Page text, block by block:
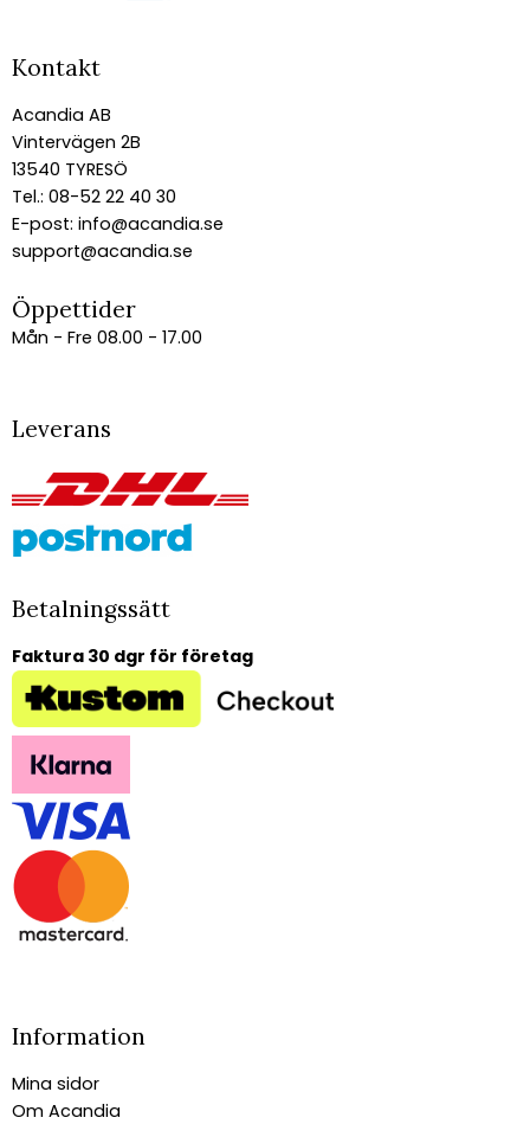
Kontakt
Acandia AB
Vintervägen 2B
13540 TYRESÖ
Tel.: 08-52 22 40 30
E-post: info@acandia.se
support@acandia.se
Öppettider
Mån - Fre 08.00 - 17.00
Leverans
Betalningssätt
Faktura 30 dgr för företag
Information
Mina sidor
Om Acandia